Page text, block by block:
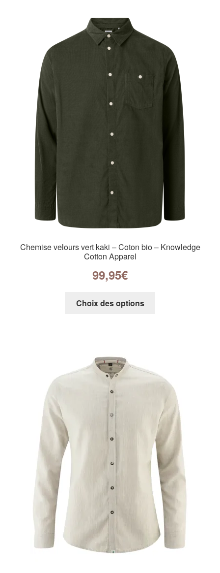
Chemise velours vert kaki – Coton bio – Knowledge
Cotton Apparel
99,95€
Choix des options